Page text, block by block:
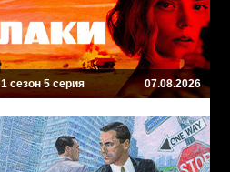
1 сезон 5 серия 07.08.2026